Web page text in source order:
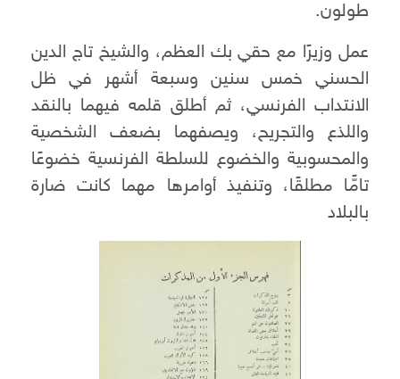
طولون.
عمل وزيرًا مع حقي بك العظم، والشيخ تاج الدين
الحسني خمس سنين وسبعة أشهر في ظل
الانتداب الفرنسي، ثم أطلق قلمه فيهما بالنقد
واللذع والتجريح، ويصفهما بضعف الشخصية
والمحسوبية والخضوع للسلطة الفرنسية خضوعًا
تامًّا مطلقًا، وتنفيذ أوامرها مهما كانت ضارة
بالبلاد